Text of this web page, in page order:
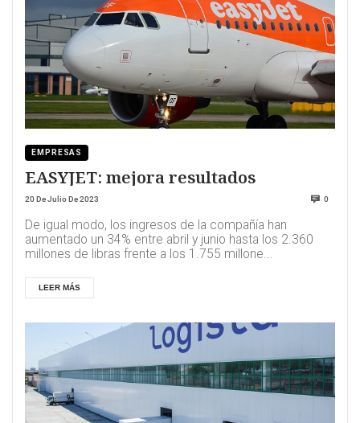
EMPRESAS
EASYJET: mejora resultados
20 De Julio De 2023 0
De igual modo, los ingresos de la compañía han
aumentado un 34% entre abril y junio hasta los 2.360
millones de libras frente a los 1.755 millone...
LEER MÁS